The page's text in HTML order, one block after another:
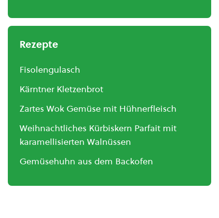
Rezepte
Fisolengulasch
Kärntner Kletzenbrot
Zartes Wok Gemüse mit Hühnerfleisch
Weihnachtliches Kürbiskern Parfait mit
karamellisierten Walnüssen
Gemüsehuhn aus dem Backofen